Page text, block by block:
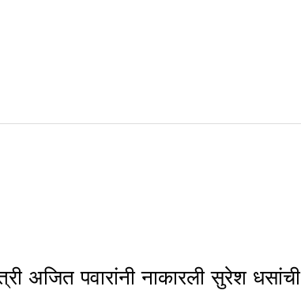
अजित पवारांनी नाकारली सुरेश